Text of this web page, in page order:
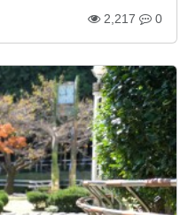
2,217 0